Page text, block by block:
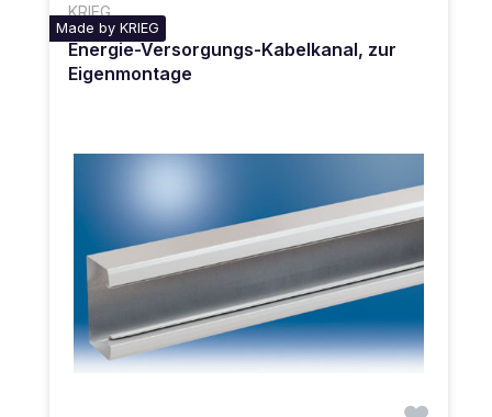
KRIEG
Made by KRIEG
Energie-Versorgungs-Kabelkanal, zur
Eigenmontage